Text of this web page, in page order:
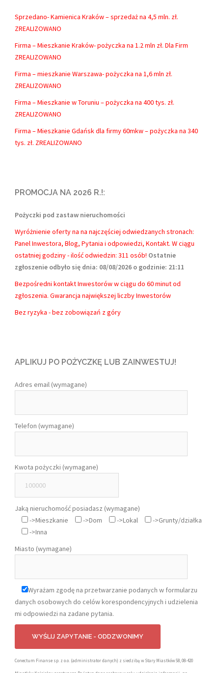
Sprzedano- Kamienica Kraków – sprzedaż na 4,5 mln. zł.
ZREALIZOWANO
Firma – Mieszkanie Kraków- pożyczka na 1.2 mln zł. Dla Firm
ZREALIZOWANO
Firma – mieszkanie Warszawa- pożyczka na 1,6 mln zł.
ZREALIZOWANO
Firma – Mieszkanie w Toruniu – pożyczka na 400 tys. zł.
ZREALIZOWANO
Firma – Mieszkanie Gdańsk dla firmy 60mkw – pożyczka na 340
tys. zł. ZREALIZOWANO
PROMOCJA NA 2026 R.!:
Pożyczki pod zastaw nieruchomości
Wyróżnienie oferty na na najczęściej odwiedzanych stronach:
Panel Inwestora, Blog, Pytania i odpowiedzi, Kontakt. W ciągu
ostatniej godziny - ilość odwiedzin: 311 osób! Ostatnie
zgłoszenie odbyło się dnia: 08/08/2026 o godzinie: 21:11
Bezpośredni kontakt Inwestorów w ciągu do 60 minut od
zgłoszenia. Gwarancja największej liczby Inwestorów
Bez ryzyka - bez zobowiązań z góry
APLIKUJ PO POŻYCZKĘ LUB ZAINWESTUJ!
Adres email (wymagane)
Telefon (wymagane)
Kwota pożyczki (wymagane)
Jaką nieruchomość posiadasz (wymagane)
->Mieszkanie
->Dom ->Lokal
->Grunty/działka
->Inna
Miasto (wymagane)
Wyrażam zgodę na przetwarzanie podanych w formularzu
danych osobowych do celów korespondencyjnych i udzielenia
mi odpowiedzi na zadane pytania.
Conectum Finanse sp. z o.o. (administrator danych) z siedzibą w Stary Miastków 58, 08-420